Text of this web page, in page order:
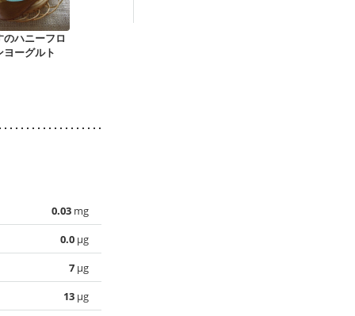
のハニーフロ
ヨーグルト
0.03 mg
0.0 µg
7 µg
13 µg